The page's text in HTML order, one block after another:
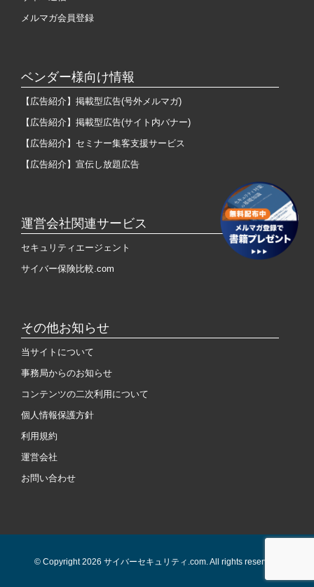
メルマガ会員登録
ベンダー様向け情報
【広告紹介】掲載型広告(号外メルマガ)
【広告紹介】掲載型広告(サイト内バナー)
【広告紹介】セミナー集客支援サービス
【広告紹介】宣伝し放題広告
運営会社関連サービス
セキュリティエージェント
サイバー保険比較.com
その他お知らせ
当サイトについて
事務局からのお知らせ
コンテンツの二次利用について
個人情報保護方針
利用規約
運営会社
お問い合わせ
© Copyright 2026 サイバーセキュリティ.com. All rights reserved.